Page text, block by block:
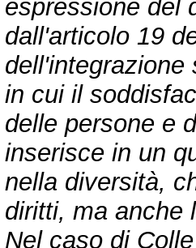
espressione del
dall'articolo 19
dell'integrazione
in cui il
delle persone e
inserisce in un
nella diversità,
diritti, ma anche
Nel caso di